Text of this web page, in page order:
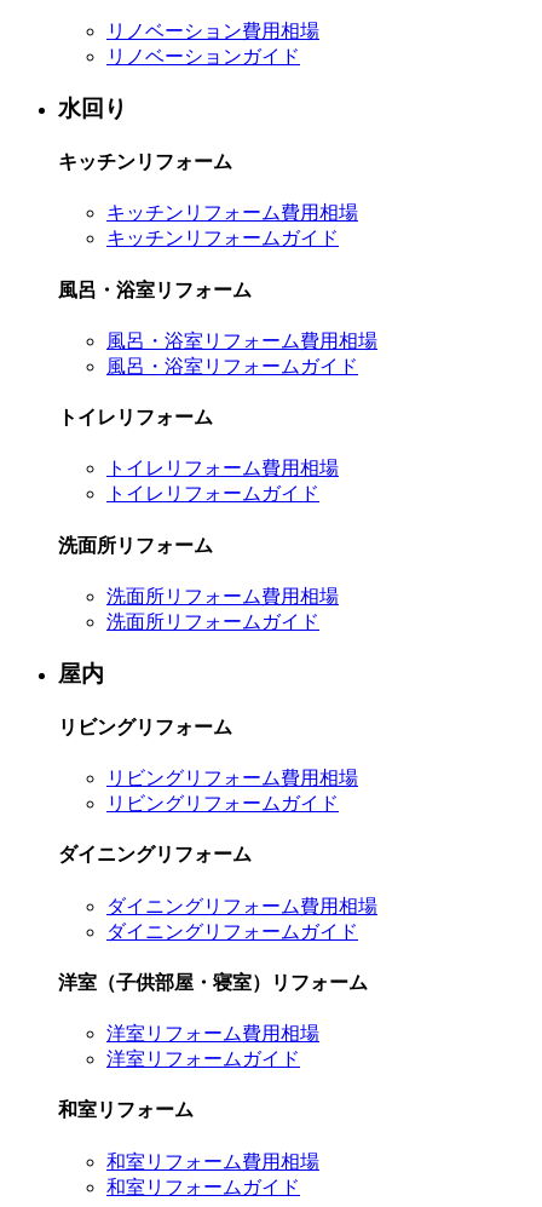
リノベーション費用相場
リノベーションガイド
水回り
キッチンリフォーム
キッチンリフォーム費用相場
キッチンリフォームガイド
風呂・浴室リフォーム
風呂・浴室リフォーム費用相場
風呂・浴室リフォームガイド
トイレリフォーム
トイレリフォーム費用相場
トイレリフォームガイド
洗面所リフォーム
洗面所リフォーム費用相場
洗面所リフォームガイド
屋内
リビングリフォーム
リビングリフォーム費用相場
リビングリフォームガイド
ダイニングリフォーム
ダイニングリフォーム費用相場
ダイニングリフォームガイド
洋室（子供部屋・寝室）リフォーム
洋室リフォーム費用相場
洋室リフォームガイド
和室リフォーム
和室リフォーム費用相場
和室リフォームガイド